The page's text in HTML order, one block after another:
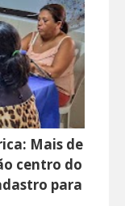
Mais de
centro do
para